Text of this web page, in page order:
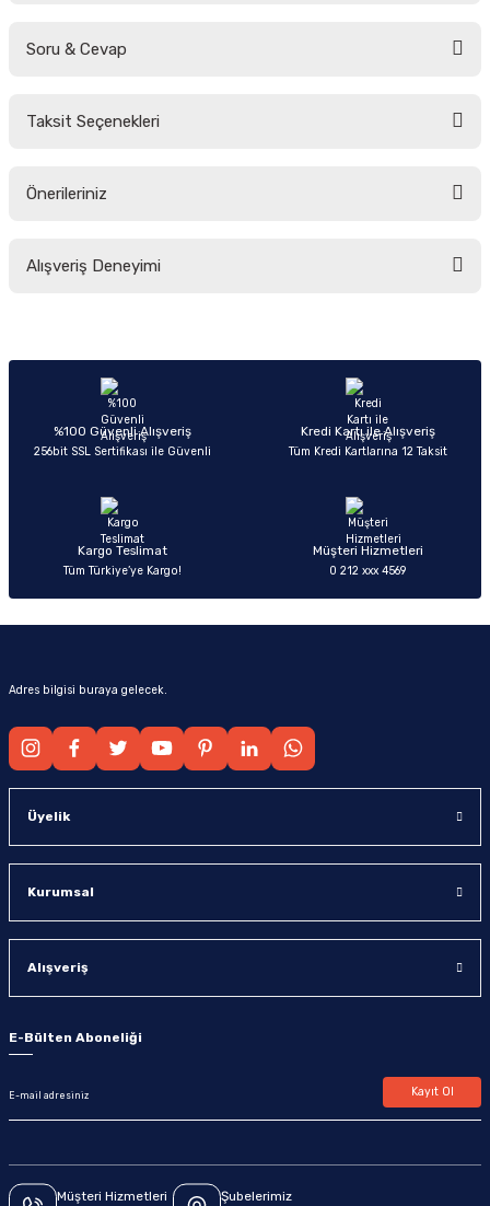
Soru & Cevap
Taksit Seçenekleri
Önerileriniz
yetersiz gördüğünüz noktaları öneri formunu kullanarak tarafımıza
Ürün açıklamasında eksik bilgiler bulunuyor.
Ürün bilgilerinde hatalar bulunuyor.
Ürün fiyatı diğer sitelerden daha pahalı.
Alışveriş Deneyimi
%100 Güvenli Alışveriş
256bit SSL Sertifikası ile Güvenli
Kredi Kartı ile Alışveriş
Tüm Kredi Kartlarına 12 Taksit
Kargo Teslimat
Tüm Türkiye’ye Kargo!
Müşteri Hizmetleri
0 212 xxx 4569
Adres bilgisi buraya gelecek.
Üyelik
Kurumsal
Alışveriş
E-Bülten Aboneliği
Kayıt Ol
Müşteri Hizmetleri Şubelerimiz